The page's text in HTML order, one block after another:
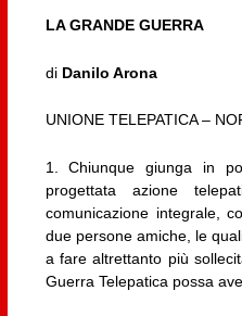
LA GRANDE GUERRA
di Danilo Arona
UNIONE TELEPATICA –
1. Chiunque giunga in
progettata azione
comunicazione integrale,
due persone amiche, le
a fare altrettanto più
Guerra Telepatica possa